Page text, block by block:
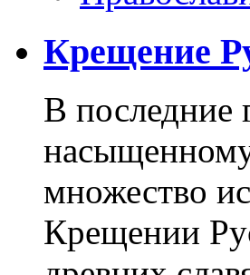
Крещение
В последние
множество
Крещении